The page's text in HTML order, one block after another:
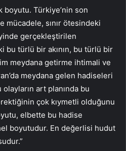
Türkiye’nin son
sınır ötesindeki
gerçekleştirilen
bu türlü bir akının, bu türlü bir
meydana getirme ihtimali ve
meydana gelen hadiseleri
art planında bu
çok kıymetli olduğunu
elbette bu hadise
boyutudur. En değerlisi hudut